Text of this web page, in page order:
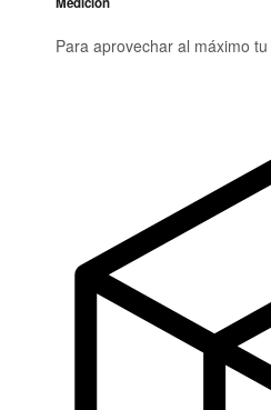
Para aprovechar al máximo